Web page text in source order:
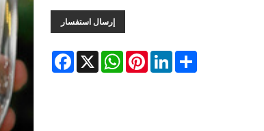
إرسال استفسار
Facebook X
WhatsAppPinterestLinkedInShare